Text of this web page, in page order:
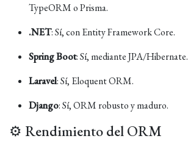
TypeORM o Prisma.
.NET: Sí, con Entity Framework Core.
Spring Boot: Sí, mediante JPA/Hibernate.
Laravel: Sí, Eloquent ORM.
Django: Sí, ORM robusto y maduro.
⚙️ Rendimiento del ORM